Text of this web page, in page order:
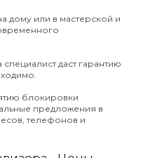
дому или в мастерской и
даст гарантию
блокировки
предложения в
телефонов и